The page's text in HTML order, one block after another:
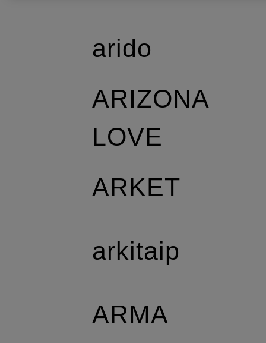
arido
ARIZONA
LOVE
ARKET
arkitaip
ARMA